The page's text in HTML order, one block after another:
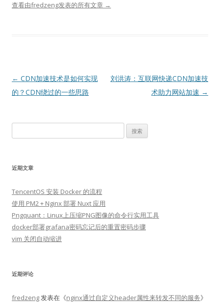
查看由fredzeng发表的所有文章 →
文
章
← CDN加速技术是如何实现
的？CDN绕过的一些思路
刘洪涛：互联网快递CDN加速技
术助力网站加速 →
索：
近期文章
TencentOS 安装 Docker 的流程
使用 PM2 + Nginx 部署 Nuxt 应用
Pngquant：Linux上压缩PNG图像的命令行实用工具
docker部署grafana密码忘记后的重置密码步骤
vim 关闭自动缩进
近期评论
fredzeng发表在《nginx通过自定义header属性来转发不同的服务》